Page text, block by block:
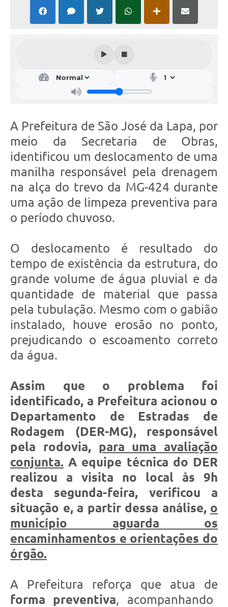
A Prefeitura de São José da Lapa, por
meio da Secretaria de Obras,
identificou um deslocamento de uma
manilha responsável pela drenagem
na alça do trevo da MG-424 durante
uma ação de limpeza preventiva para
o período chuvoso.
O deslocamento é resultado do
tempo de existência da estrutura, do
grande volume de água pluvial e da
quantidade de material que passa
pela tubulação. Mesmo com o gabião
instalado, houve erosão no ponto,
prejudicando o escoamento correto
da água.
Assim que o problema foi
identificado, a Prefeitura acionou o
Departamento de Estradas de
Rodagem (DER-MG), responsável
pela rodovia, para uma avaliação
conjunta. A equipe técnica do DER
realizou a visita no local às 9h
desta segunda-feira, verificou a
situação e, a partir dessa análise, o
município aguarda os
encaminhamentos e orientações do
órgão.
A Prefeitura reforça que atua de
forma preventiva, acompanhando